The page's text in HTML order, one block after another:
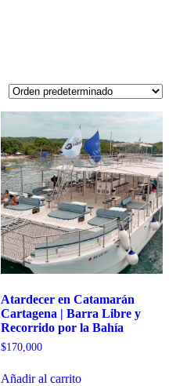
Atardecer en Catamarán
Cartagena | Barra Libre y
Recorrido por la Bahía
$170,000
Añadir al carrito